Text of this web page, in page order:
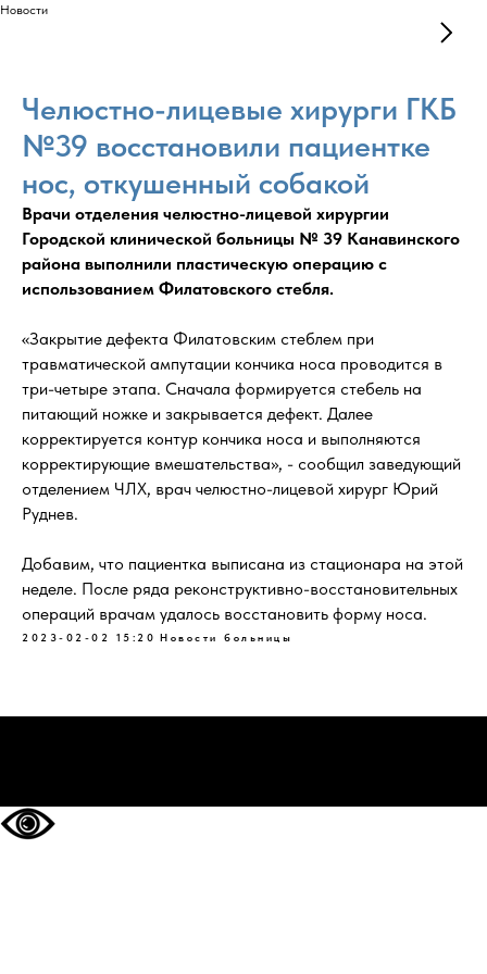
Новости
Челюстно-лицевые хирурги ГКБ
№39 восстановили пациентке
нос, откушенный собакой
Врачи отделения челюстно-лицевой хирургии
Городской клинической больницы № 39 Канавинского
района выполнили пластическую операцию с
использованием Филатовского стебля.
«Закрытие дефекта Филатовским стеблем при
травматической ампутации кончика носа проводится в
три-четыре этапа. Сначала формируется стебель на
питающий ножке и закрывается дефект. Далее
корректируется контур кончика носа и выполняются
корректирующие вмешательства», - сообщил заведующий
отделением ЧЛХ, врач челюстно-лицевой хирург Юрий
Руднев.
Добавим, что пациентка выписана из стационара на этой
неделе. После ряда реконструктивно-восстановительных
операций врачам удалось восстановить форму носа.
2023-02-02 15:20 Новости больницы